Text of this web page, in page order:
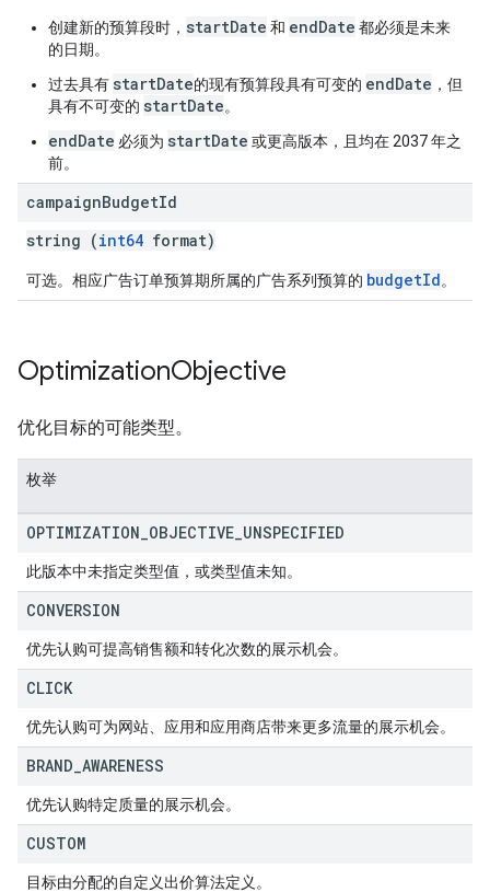
创建新的预算段时， startDate 和 endDate 都必须是未来
的日期。
过去具有 startDate的现有预算段具有可变的 endDate ，但
具有不可变的 startDate。
endDate 必须为 startDate 或更高版本，且均在 2037 年之
前。
campaignBudgetId
string (int64 format)
可选。相应广告订单预算期所属的广告系列预算的 budgetId。
OptimizationObjective
优化目标的可能类型。
枚举
OPTIMIZATION OBJECTIVE UNSPECIFIED
此版本中未指定类型值，或类型值未知。
CONVERSION
优先认购可提高销售额和转化次数的展示机会。
CLICK
优先认购可为网站、应用和应用商店带来更多流量的展示机会。
BRAND AWARENESS
优先认购特定质量的展示机会。
CUSTOM
目标由分配的自定义出价算法定义。